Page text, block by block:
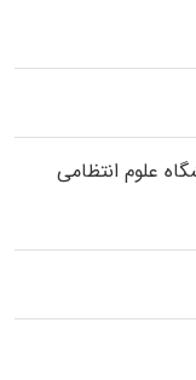
ﻋﻠﻮم انتظامی